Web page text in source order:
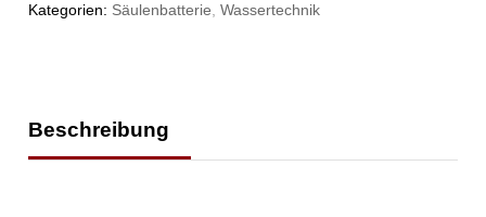
Kategorien: Säulenbatterie,Wassertechnik
Beschreibung